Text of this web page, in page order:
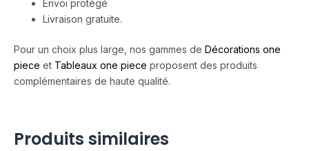
Envoi protégé
Livraison gratuite.
Pour un choix plus large, nos gammes de Décorations one
piece et Tableaux one piece proposent des produits
complémentaires de haute qualité.
Produits similaires